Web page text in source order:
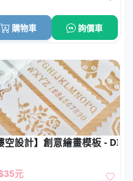
購物車 詢價車
節專用
空設計】創意繪畫模板 - DIY
元